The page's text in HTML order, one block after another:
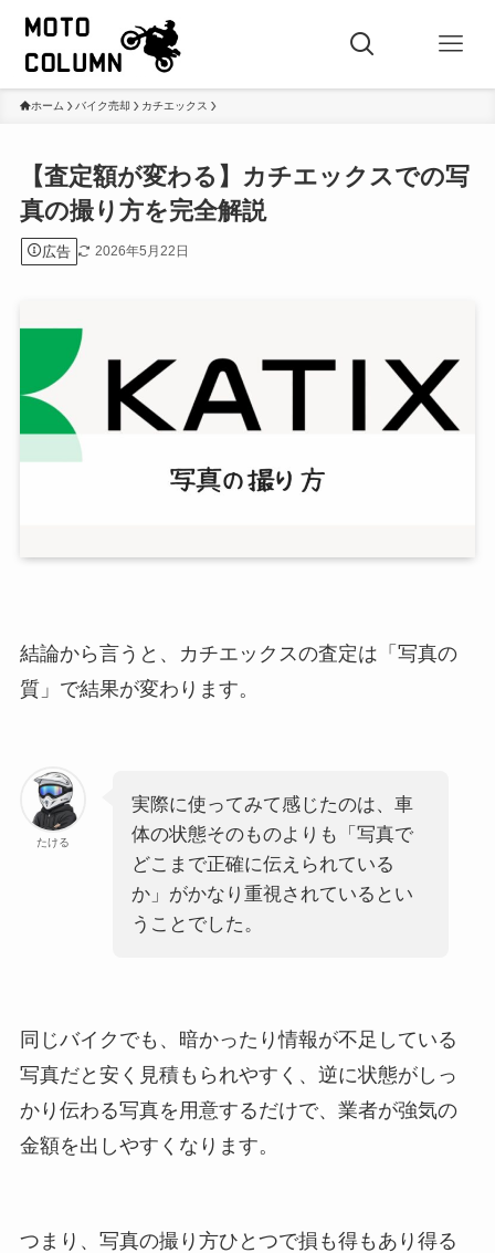
ホーム バイク売却 カチエックス
【査定額が変わる】カチエックスでの写
真の撮り方を完全解説
広告 2026年5月22日
結論から言うと、カチエックスの査定は「写真の
質」で結果が変わります。
たける
実際に使ってみて感じたのは、車
体の状態そのものよりも「写真で
どこまで正確に伝えられている
か」がかなり重視されているとい
うことでした。
同じバイクでも、暗かったり情報が不足している
写真だと安く見積もられやすく、逆に状態がしっ
かり伝わる写真を用意するだけで、業者が強気の
金額を出しやすくなります。
つまり、写真の撮り方ひとつで損も得もあり得る